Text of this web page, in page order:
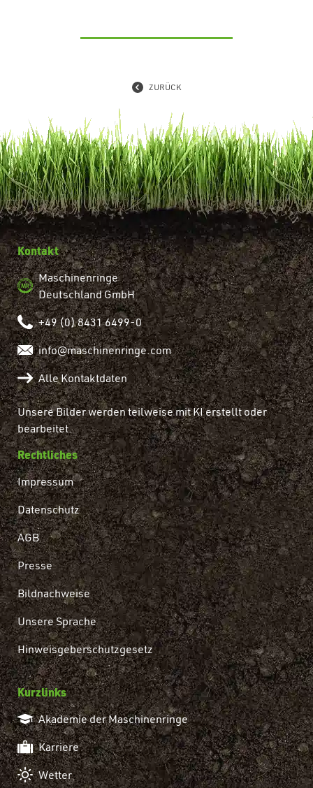
ZURÜCK
Kontakt
Maschinenringe
Deutschland GmbH
+49 (0) 8431 6499-0
info@maschinenringe.com
Alle Kontaktdaten
Unsere Bilder werden teilweise mit KI erstellt oder
bearbeitet.
Rechtliches
Impressum
Datenschutz
AGB
Presse
Bildnachweise
Unsere Sprache
Hinweisgeberschutzgesetz
Kurzlinks
Akademie der Maschinenringe
Karriere
Wetter